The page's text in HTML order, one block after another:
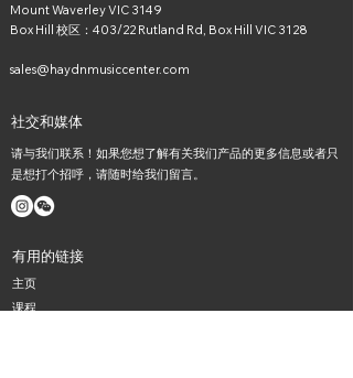
Mount Waverley VIC 3149
Box Hill 校区：403/22 Rutland Rd, Box Hill VIC 3128
sales@haydnmusiccenter.com
社交和媒体
请与我们联系！如果您想了解有关我们产品的更多信息或者只
是想打个招呼，请随时给我们留言。
有用的链接
主页
课程